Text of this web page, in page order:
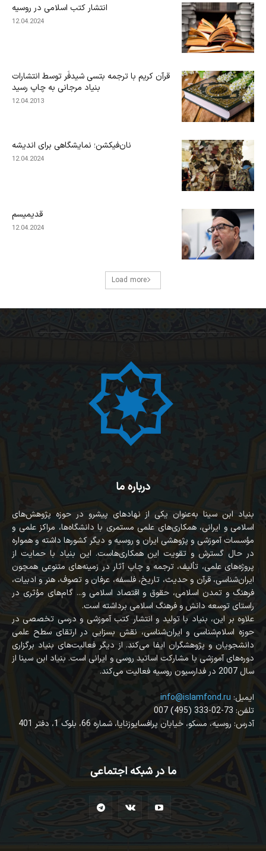
انتشار کتب اسلامی در روسیه
12.04.2024
قرآن کریم با ترجمه بتسی شیدفَر توسط انتشارات
بنیاد مرجانی به چاپ رسید
12.04.2013
نان‌فیکشن؛ نمایشگاهی برای اندیشه
12.04.2024
قدیمیسم
12.04.2024
Load more
درباره ما
بنیاد ابن سینا به‌عنوان یکی از نهادهای پیشرو در حوزه پژوهش‌های
اسلامی و ایرانی، همکاری‌های علمی مستمری با دانشگاه‌ها، مراکز علمی و
مؤسسات آموزشی و پژوهشی ایران و روسیه و دیگر کشورها داشته و همواره
در حال گسترش و تقویت این همکاری‌هاست. این بنیاد با حمایت از
پروژه‌های علمی، تألیف، ترجمه و چاپ آثار در زمینه‌های متنوعی همچون
ایران‌شناسی، قرآن‌ و حدیث، تاریخ، فلسفه، عرفان و تصوف، هنر و ادبیات،
فرهنگ و تمدن اسلامی، حقوق و اقتصاد اسلامی و... گام‌های مؤثری در
راستای توسعه دانش و فرهنگ اسلامی برداشته است.
علاوه بر این، بنیاد با تولید و انتشار کتب آموزشی و درسی تخصصی در
حوزه اسلام‌شناسی و ایران‌شناسی، نقش بسزایی در ارتقای سطح علمی
دانشجویان و پژوهشگران ایفا می‌کند. از دیگر فعالیت‌های بنیاد برگزاری
دوره‌های آموزشی با مشارکت اساتید روسی و ایرانی است. بنیاد ابن سینا از
سال 2007 در فدارسیون روسیه فعالیت می‌کند.
info@islamfond.ru :ایمیل
007 (495) 333-02-73 :تلفن
آدرس: روسیه، مسکو، خیابان پرافسایوزنایا، شماره 66، بلوک 1، دفتر 401
ما در شبکه اجتماعی